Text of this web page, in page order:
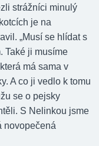
strážníci minulý
je na
„Musí se hlídat s
Také ji musíme
má sama v
A co ji vedlo k tomu
se o pejsky
S Nelinkou jsme
novopečená